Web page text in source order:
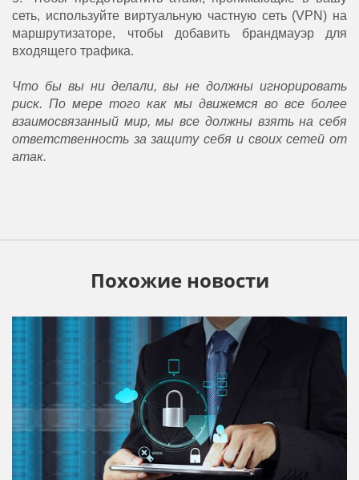
сеть, используйте виртуальную частную сеть (VPN) на
маршрутизаторе, чтобы добавить брандмауэр для
входящего трафика.
Что бы вы ни делали, вы не должны игнорировать
риск. По мере того как мы движемся во все более
взаимосвязанный мир, мы все должны взять на себя
ответственность за защиту себя и своих сетей от
атак.
Похожие новости